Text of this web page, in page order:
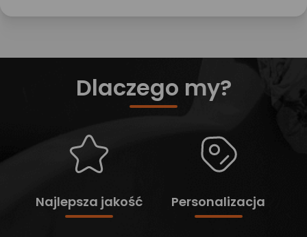
Dlaczego my?
Najlepsza jakość Personalizacja